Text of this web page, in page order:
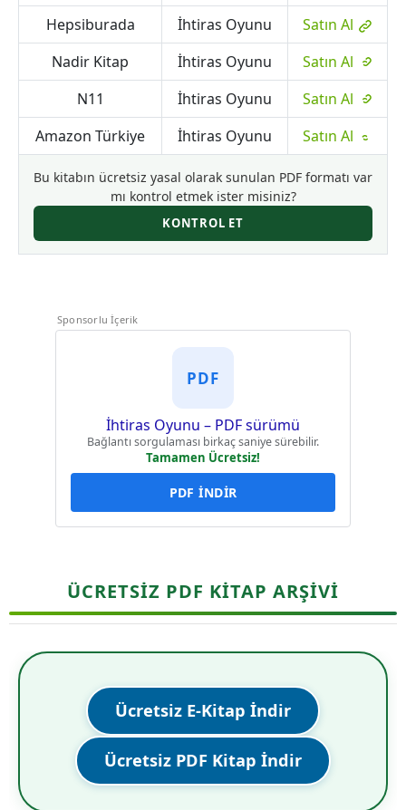
Hepsiburada
İhtiras Oyunu
Satın Al
Nadir Kitap
İhtiras Oyunu
Satın Al
N11
İhtiras Oyunu
Satın Al
Amazon Türkiye
İhtiras Oyunu Satın Al
Bu kitabın ücretsiz yasal olarak sunulan PDF formatı var
mı kontrol etmek ister misiniz?
KONTROL ET
Sponsorlu İçerik
PDF
İhtiras Oyunu – PDF sürümü
Bağlantı sorgulaması birkaç saniye sürebilir.
Tamamen Ücretsiz!
PDF İNDİR
ÜCRETSİZ PDF KİTAP ARŞİVİ
Ücretsiz E-Kitap İndir
Ücretsiz PDF Kitap İndir